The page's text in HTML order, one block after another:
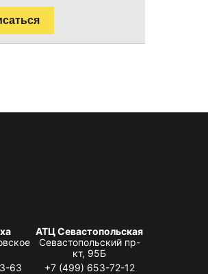
63
АТЦ Севастопольская
Севастопольский пр-
кт, 95Б
+7 (499) 653-72-12